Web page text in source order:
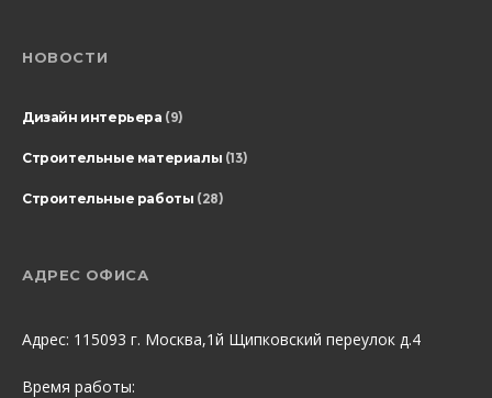
НОВОСТИ
Дизайн интерьера (9)
Строительные материалы (13)
Строительные работы (28)
АДРЕС ОФИСА
Адрес: 115093 г. Москва,1й Щипковский переулок д.4
Время работы: